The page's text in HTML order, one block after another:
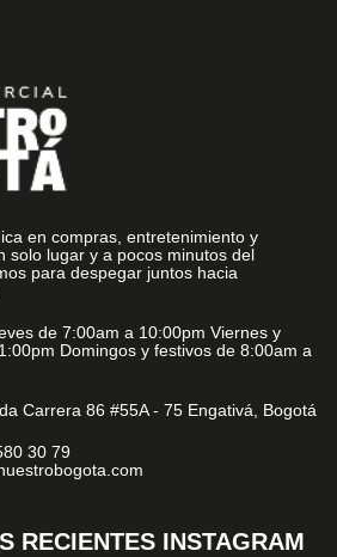
en compras, entretenimiento y
solo lugar y a pocos minutos del
para despegar juntos hacia
de 7:00am a 10:00pm Viernes y
Domingos y festivos de 8:00am a
Carrera 86 #55A - 75 Engativá, Bogotá
30 79
RECIENTES INSTAGRAM